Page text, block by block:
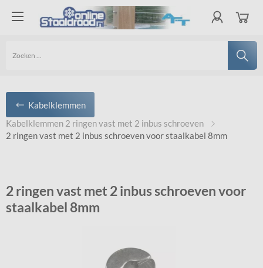
Kabelklemmen
Kabelklemmen 2 ringen vast met 2 inbus schroeven
2 ringen vast met 2 inbus schroeven voor staalkabel 8mm
2 ringen vast met 2 inbus schroeven voor
staalkabel 8mm